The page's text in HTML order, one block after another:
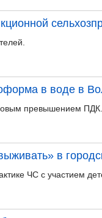
в воде в
превышением ПДК.
в
ЧС с участием